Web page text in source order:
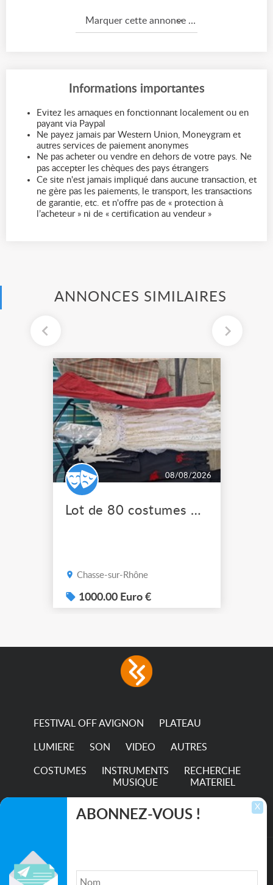
Marquer cette annonce comme...
Informations importantes
Evitez les arnaques en fonctionnant localement ou en
payant via Paypal
Ne payez jamais par Western Union, Moneygram et
autres services de paiement anonymes
Ne pas acheter ou vendre en dehors de votre pays. Ne
pas accepter les chèques des pays étrangers
Ce site n'est jamais impliqué dans aucune transaction, et
ne gère pas les paiements, le transport, les transactions
de garantie, etc. et n'offre pas de « protection à
l’acheteur » ni de « certification au vendeur »
ANNONCES SIMILAIRES
08/08/2026
Lot de 80 costumes de scène pro
Chasse-sur-Rhône
1000.00 Euro €
FESTIVAL OFF AVIGNON PLATEAU
LUMIERE SON VIDEO AUTRES
COSTUMES
INSTRUMENTS
MUSIQUE
RECHERCHE
MATERIEL
TRANSPORTS X
ABONNEZ-VOUS !